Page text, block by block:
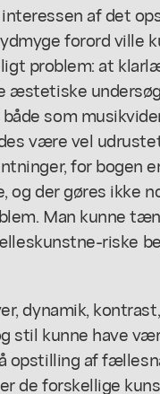
af det
forord ville
problem: at
som
være vel
for bogen
og der gøres ikke
Man kunne
riske
dynamik,
stil kunne have
opstilling af
de forskellige